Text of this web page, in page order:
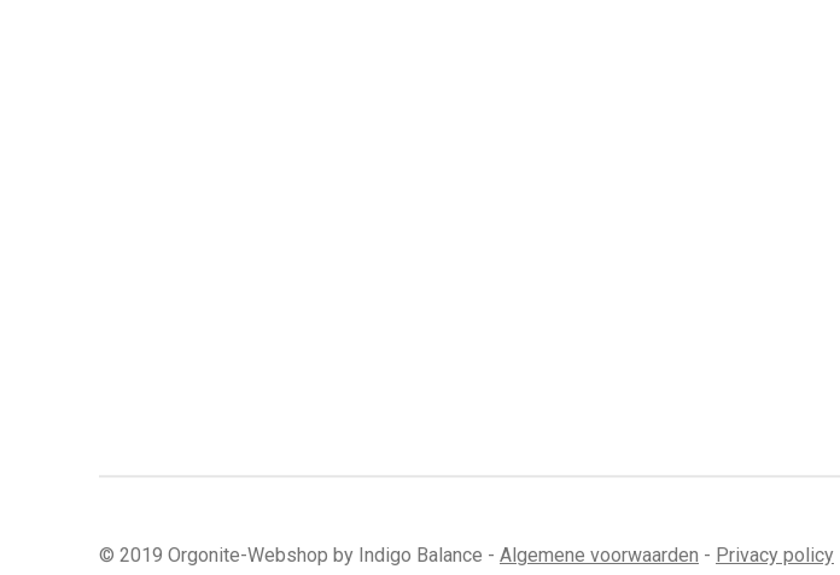
© 2019 Orgonite-Webshop by Indigo Balance - Algemene voorwaarden - Privacy policy